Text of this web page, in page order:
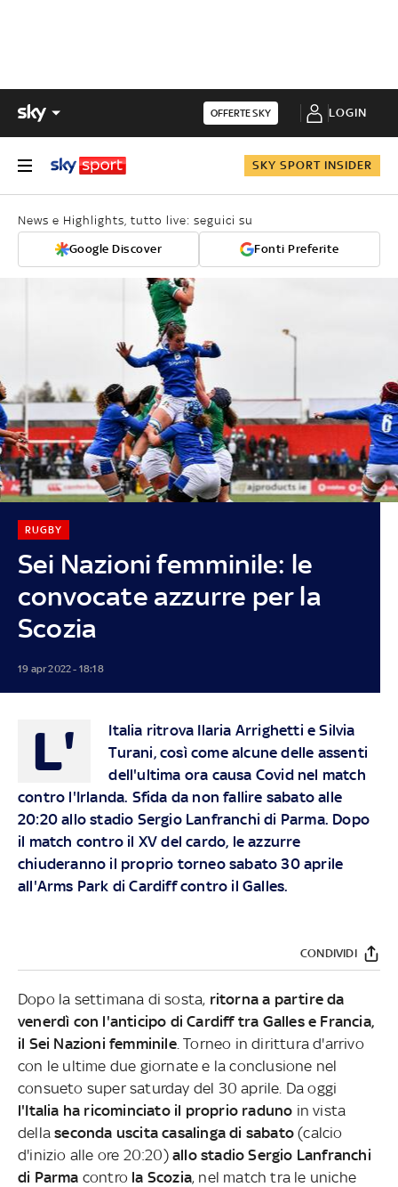
OFFERTE SKY LOGIN
SKY SPORT INSIDER
News e Highlights, tutto live: seguici su
Google Discover Fonti Preferite
Sei Nazioni femminile: le
convocate azzurre per la
Scozia
RUGBY
19 apr 2022 - 18:18
L'
Italia ritrova Ilaria Arrighetti e Silvia
Turani, così come alcune delle assenti
dell'ultima ora causa Covid nel match
contro l'Irlanda. Sfida da non fallire sabato alle
20:20 allo stadio Sergio Lanfranchi di Parma. Dopo
il match contro il XV del cardo, le azzurre
chiuderanno il proprio torneo sabato 30 aprile
all'Arms Park di Cardiff contro il Galles.
CONDIVIDI
Dopo la settimana di sosta, ritorna a partire da
venerdì con l'anticipo di Cardiff tra Galles e Francia,
il Sei Nazioni femminile. Torneo in dirittura d'arrivo
con le ultime due giornate e la conclusione nel
consueto super saturday del 30 aprile. Da oggi
l'Italia ha ricominciato il proprio raduno in vista
dellaseconda uscita casalinga di sabato (calcio
d'inizio alle ore 20:20) allo stadio Sergio Lanfranchi
di Parma contro la Scozia, nel match tra le uniche